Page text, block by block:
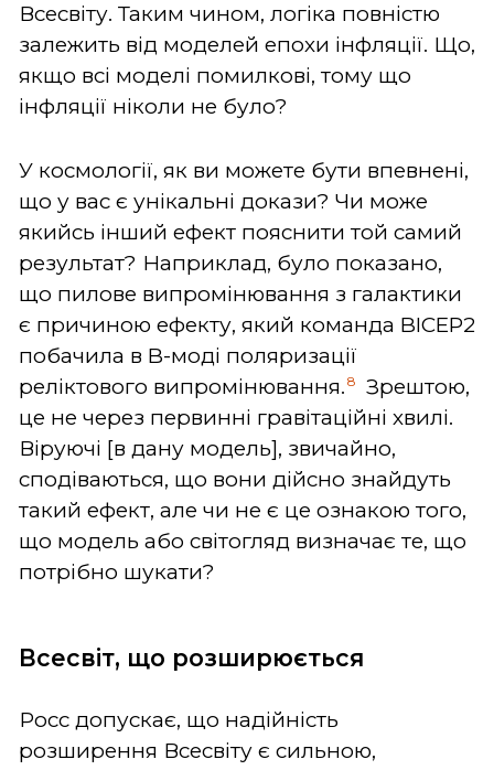
Всесвіту. Таким чином, логіка повністю
залежить від моделей епохи інфляції. Що,
якщо всі моделі помилкові, тому що
інфляції ніколи не було?
У космології, як ви можете бути впевнені,
що у вас є унікальні докази? Чи може
якийсь інший ефект пояснити той самий
результат? Наприклад, було показано,
що пилове випромінювання з галактики
є причиною ефекту, який команда BICEP2
побачила в B-моді поляризації
реліктового випромінювання. 8
Зрештою,
це не через первинні гравітаційні хвилі.
Віруючі [в дану модель], звичайно,
сподіваються, що вони дійсно знайдуть
такий ефект, але чи не є це ознакою того,
що модель або світогляд визначає те, що
потрібно шукати?
Всесвіт, що розширюється
Росс допускає, що надійність
розширення Всесвіту є сильною,